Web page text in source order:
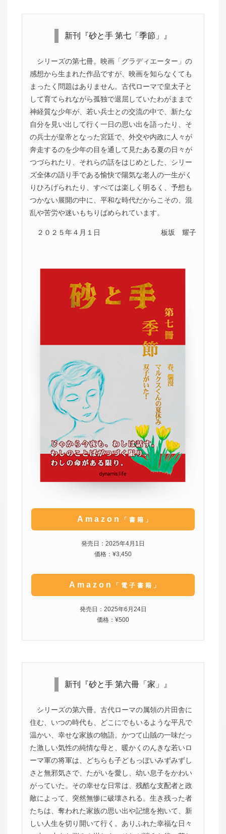
新刊『砂と手 第七「季節」』
シリーズの第七冊。映画「グラディエーター」の
感想から生まれた作品ですが、映画を知らなくても
まったく問題はありません。古代ローマで皇太子と
して育てられながら孤独で退屈していたわがままで
神経質な少年が、若い兵士との交流の中で、新たな
自分を見い出して行く一日の思い出を語ったり、そ
の兵士が皇帝となった宮廷で、外交や内政に人々が
奔走するのを少年の目を通して見たある夏の日々が
つづられたり、それらの話をはじめとした、シリー
ズ全体の語り手である愉快で陽気な老人の一生がく
りひろげられたり、すべては楽しく明るく、予想も
つかない展開の中に、平和な時代だからこその、混
乱や苦労や迷いもちりばめられています。
２０２５年４月１日 板坂 耀子
Amazon 「書籍」
発売日：2025年4月1日
価格：¥3,450
Amazon 「電子書籍」
発売日：2025年6月24日
価格：¥500
新刊『砂と手 第六冊「家」』
シリーズの第六冊。古代ローマの属領の片田舎に
住む、いつの時代も、どこにでもいるような平凡で
温かい、幸せな家族の物語。かつて山賊の一味だっ
た激しい気性の純情な母と、暖かくのんきな若いロ
ーマ軍の将軍は、どちらも子どもっぽいみずみずし
さと無邪気さで、たがいを愛し、幼い息子をかわい
がっていた。その幸せな日常は、残酷な支配者と政
敵によって、突然無惨に破壊される。生き残った者
たちは、奪われた家族の思い出や記憶を抱いて、新
しい人生を切り開いて行く。ありふれた幸福な日々